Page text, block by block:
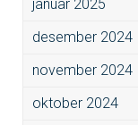
januar 2025
desember 2024
november 2024
oktober 2024